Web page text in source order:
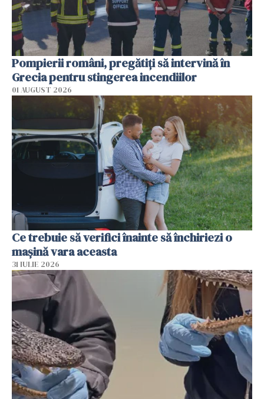
Pompierii români, pregătiţi să intervină în
Grecia pentru stingerea incendiilor
01 AUGUST 2026
Ce trebuie să verifici înainte să închiriezi o
mașină vara aceasta
31 IULIE 2026